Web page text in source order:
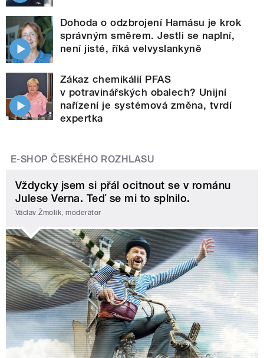
Dohoda o odzbrojení Hamásu je krok
správným směrem. Jestli se naplní,
není jisté, říká velvyslankyně
Zákaz chemikálií PFAS
v potravinářských obalech? Unijní
nařízení je systémová změna, tvrdí
expertka
E-SHOP ČESKÉHO ROZHLASU
Vždycky jsem si přál ocitnout se v románu
Julese Verna. Teď se mi to splnilo.
Václav Žmolík, moderátor